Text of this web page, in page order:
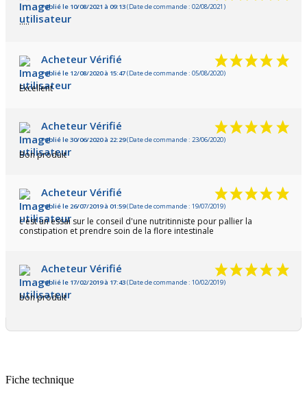
Publié le 10/08/2021 à 09:13(Date de commande : 02/08/2021)
.....
Acheteur Vérifié
Publié le 12/08/2020 à 15:47(Date de commande : 05/08/2020)
Excellent
Acheteur Vérifié
Publié le 30/06/2020 à 22:29(Date de commande : 23/06/2020)
Bon produit
Acheteur Vérifié
Publié le 26/07/2019 à 01:59(Date de commande : 19/07/2019)
c'est un essai sur le conseil d'une nutritinniste pour pallier la
constipation et prendre soin de la flore intestinale
Acheteur Vérifié
Publié le 17/02/2019 à 17:43(Date de commande : 10/02/2019)
bon produit
Fiche technique